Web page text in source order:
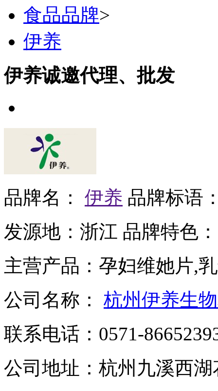
食品品牌>
伊养
伊养诚邀代理、批发
品牌名： 伊养 品牌标语
发源地： 浙江 品牌特色：
主营产品： 孕妇维她片,
公司名称： 杭州伊养生
联系电话： 0571-
公司地址： 杭州九溪西湖